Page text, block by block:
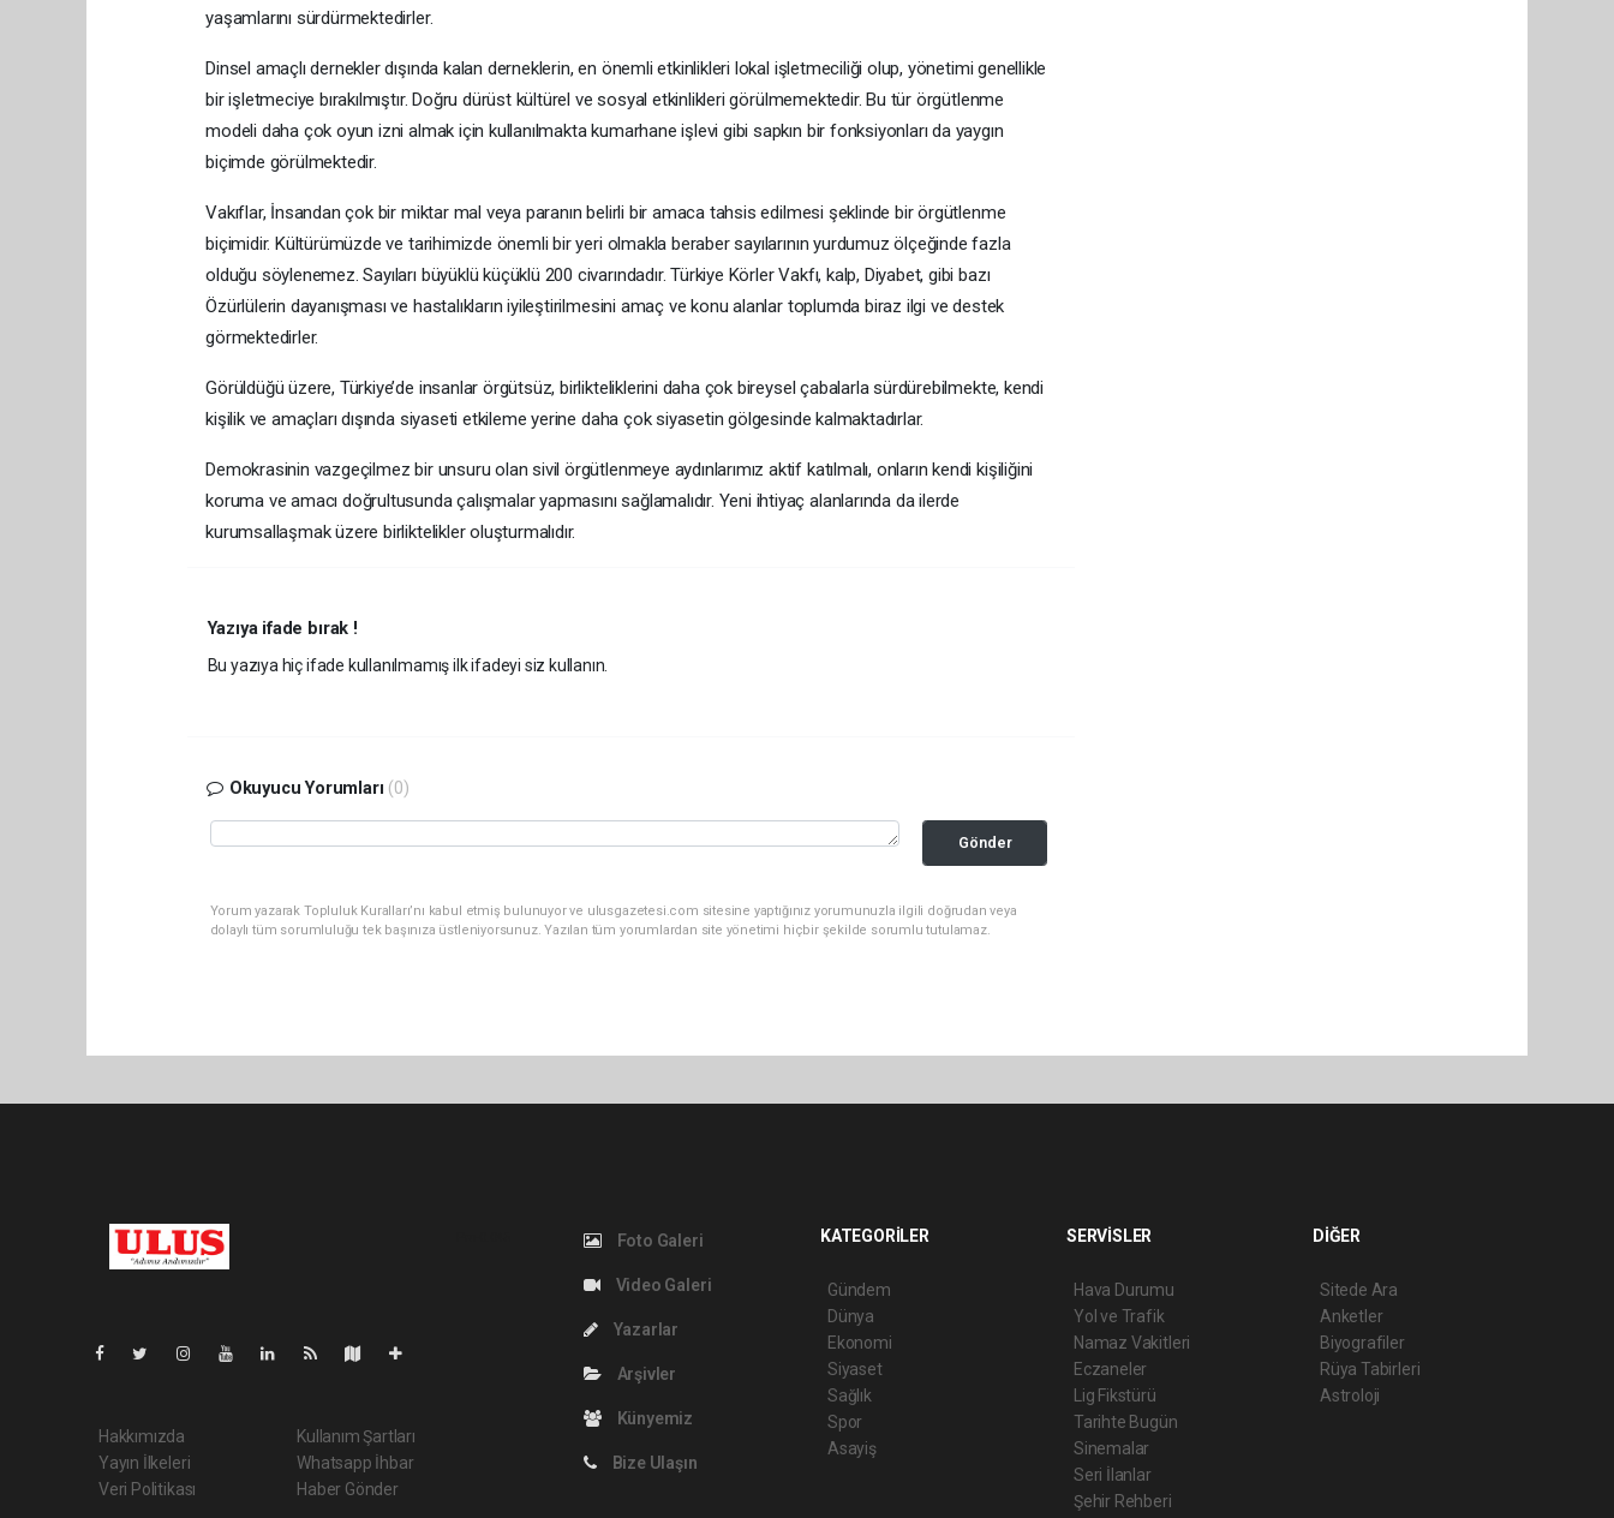
yaşamlarını sürdürmektedirler.
Dinsel amaçlı dernekler dışında kalan derneklerin, en önemli etkinlikleri lokal işletmeciliği olup, yönetimi genellikle
bir işletmeciye bırakılmıştır. Doğru dürüst kültürel ve sosyal etkinlikleri görülmemektedir. Bu tür örgütlenme
modeli daha çok oyun izni almak için kullanılmakta kumarhane işlevi gibi sapkın bir fonksiyonları da yaygın
biçimde görülmektedir.
Vakıflar, İnsandan çok bir miktar mal veya paranın belirli bir amaca tahsis edilmesi şeklinde bir örgütlenme
biçimidir. Kültürümüzde ve tarihimizde önemli bir yeri olmakla beraber sayılarının yurdumuz ölçeğinde fazla
olduğu söylenemez. Sayıları büyüklü küçüklü 200 civarındadır. Türkiye Körler Vakfı, kalp, Diyabet, gibi bazı
Özürlülerin dayanışması ve hastalıkların iyileştirilmesini amaç ve konu alanlar toplumda biraz ilgi ve destek
görmektedirler.
Görüldüğü üzere, Türkiye’de insanlar örgütsüz, birlikteliklerini daha çok bireysel çabalarla sürdürebilmekte, kendi
kişilik ve amaçları dışında siyaseti etkileme yerine daha çok siyasetin gölgesinde kalmaktadırlar.
Demokrasinin vazgeçilmez bir unsuru olan sivil örgütlenmeye aydınlarımız aktif katılmalı, onların kendi kişiliğini
koruma ve amacı doğrultusunda çalışmalar yapmasını sağlamalıdır. Yeni ihtiyaç alanlarında da ilerde
kurumsallaşmak üzere birliktelikler oluşturmalıdır.
Yazıya ifade bırak !
Bu yazıya hiç ifade kullanılmamış ilk ifadeyi siz kullanın.
Okuyucu Yorumları (0)
Gönder
Yorum yazarak Topluluk Kuralları’nı kabul etmiş bulunuyor ve ulusgazetesi.com sitesine yaptığınız yorumunuzla ilgili doğrudan veya
dolaylı tüm sorumluluğu tek başınıza üstleniyorsunuz. Yazılan tüm yorumlardan site yönetimi hiçbir şekilde sorumlu tutulamaz.
Hakkımızda
Yayın İlkeleri
Veri Politikası
Kullanım Şartları
Whatsapp İhbar
Haber Gönder
Foto Galeri
Video Galeri
Yazarlar
Arşivler
Künyemiz
Bize Ulaşın
KATEGORİLER
Gündem
Dünya
Ekonomi
Siyaset
Sağlık
Spor
Asayiş
SERVİSLER
Hava Durumu
Yol ve Trafik
Namaz Vakitleri
Eczaneler
Lig Fikstürü
Tarihte Bugün
Sinemalar
Seri İlanlar
Şehir Rehberi
DİĞER
Sitede Ara
Anketler
Biyografiler
Rüya Tabirleri
Astroloji